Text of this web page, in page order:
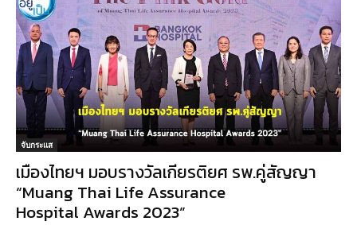
จับกระแส
เมืองไทยฯ มอบรางวัลเกียรติยศ รพ.คู่สัญญา
“Muang Thai Life Assurance
Hospital Awards 2023”